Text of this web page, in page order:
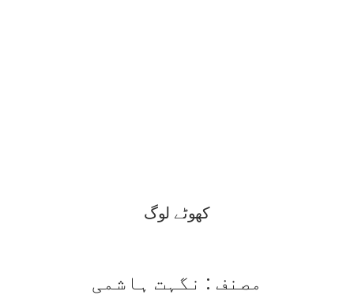
کھوٹے لوگ
مصنف : نگہت ہاشمی